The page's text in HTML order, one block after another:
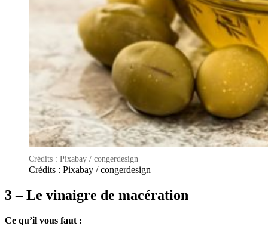
Crédits : Pixabay / congerdesign
Crédits : Pixabay / congerdesign
3 – Le vinaigre de macération
Ce qu’il vous faut :